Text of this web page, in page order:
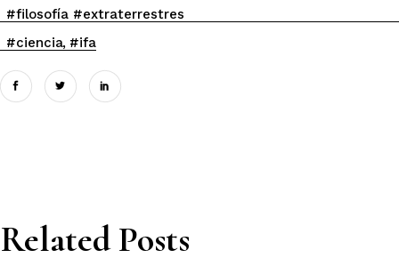
#filosofía #extraterrestres
#ciencia #ifa
Related Posts